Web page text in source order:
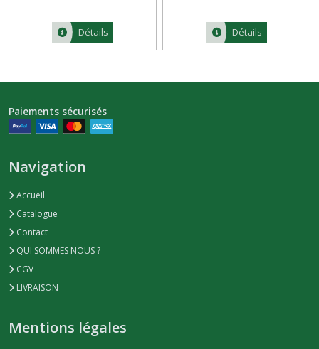
Détails Détails
Paiements sécurisés
Navigation
Accueil
Catalogue
Contact
QUI SOMMES NOUS ?
CGV
LIVRAISON
Mentions légales